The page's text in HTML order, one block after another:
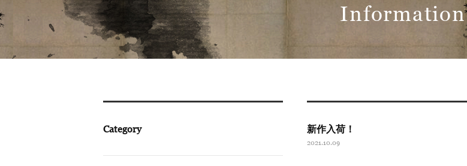
Information
新作入荷！
2021.10.09
Category